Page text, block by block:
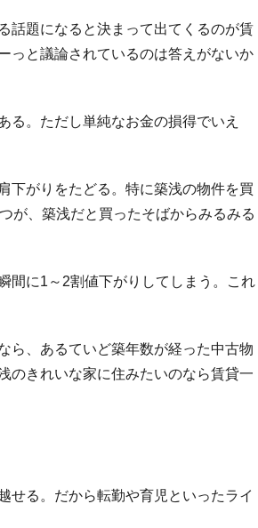
話題になると決まって出てくるのが賃
っと議論されているのは答えがないか
る。ただし単純なお金の損得でいえ
下がりをたどる。特に築浅の物件を買
が、築浅だと買ったそばからみるみる
間に1～2割値下がりしてしまう。これ
ら、あるていど築年数が経った中古物
のきれいな家に住みたいのなら賃貸一
せる。だから転勤や育児といったライ